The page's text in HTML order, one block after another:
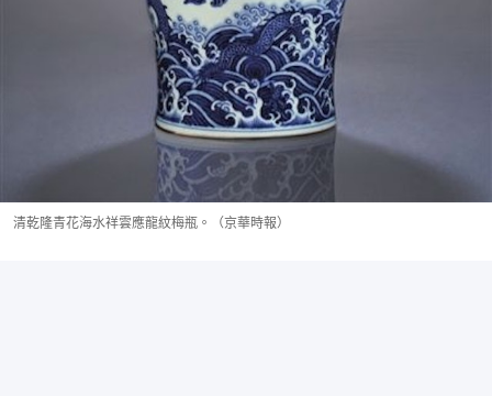
清乾隆青花海水祥雲應龍紋梅瓶。（京華時報）